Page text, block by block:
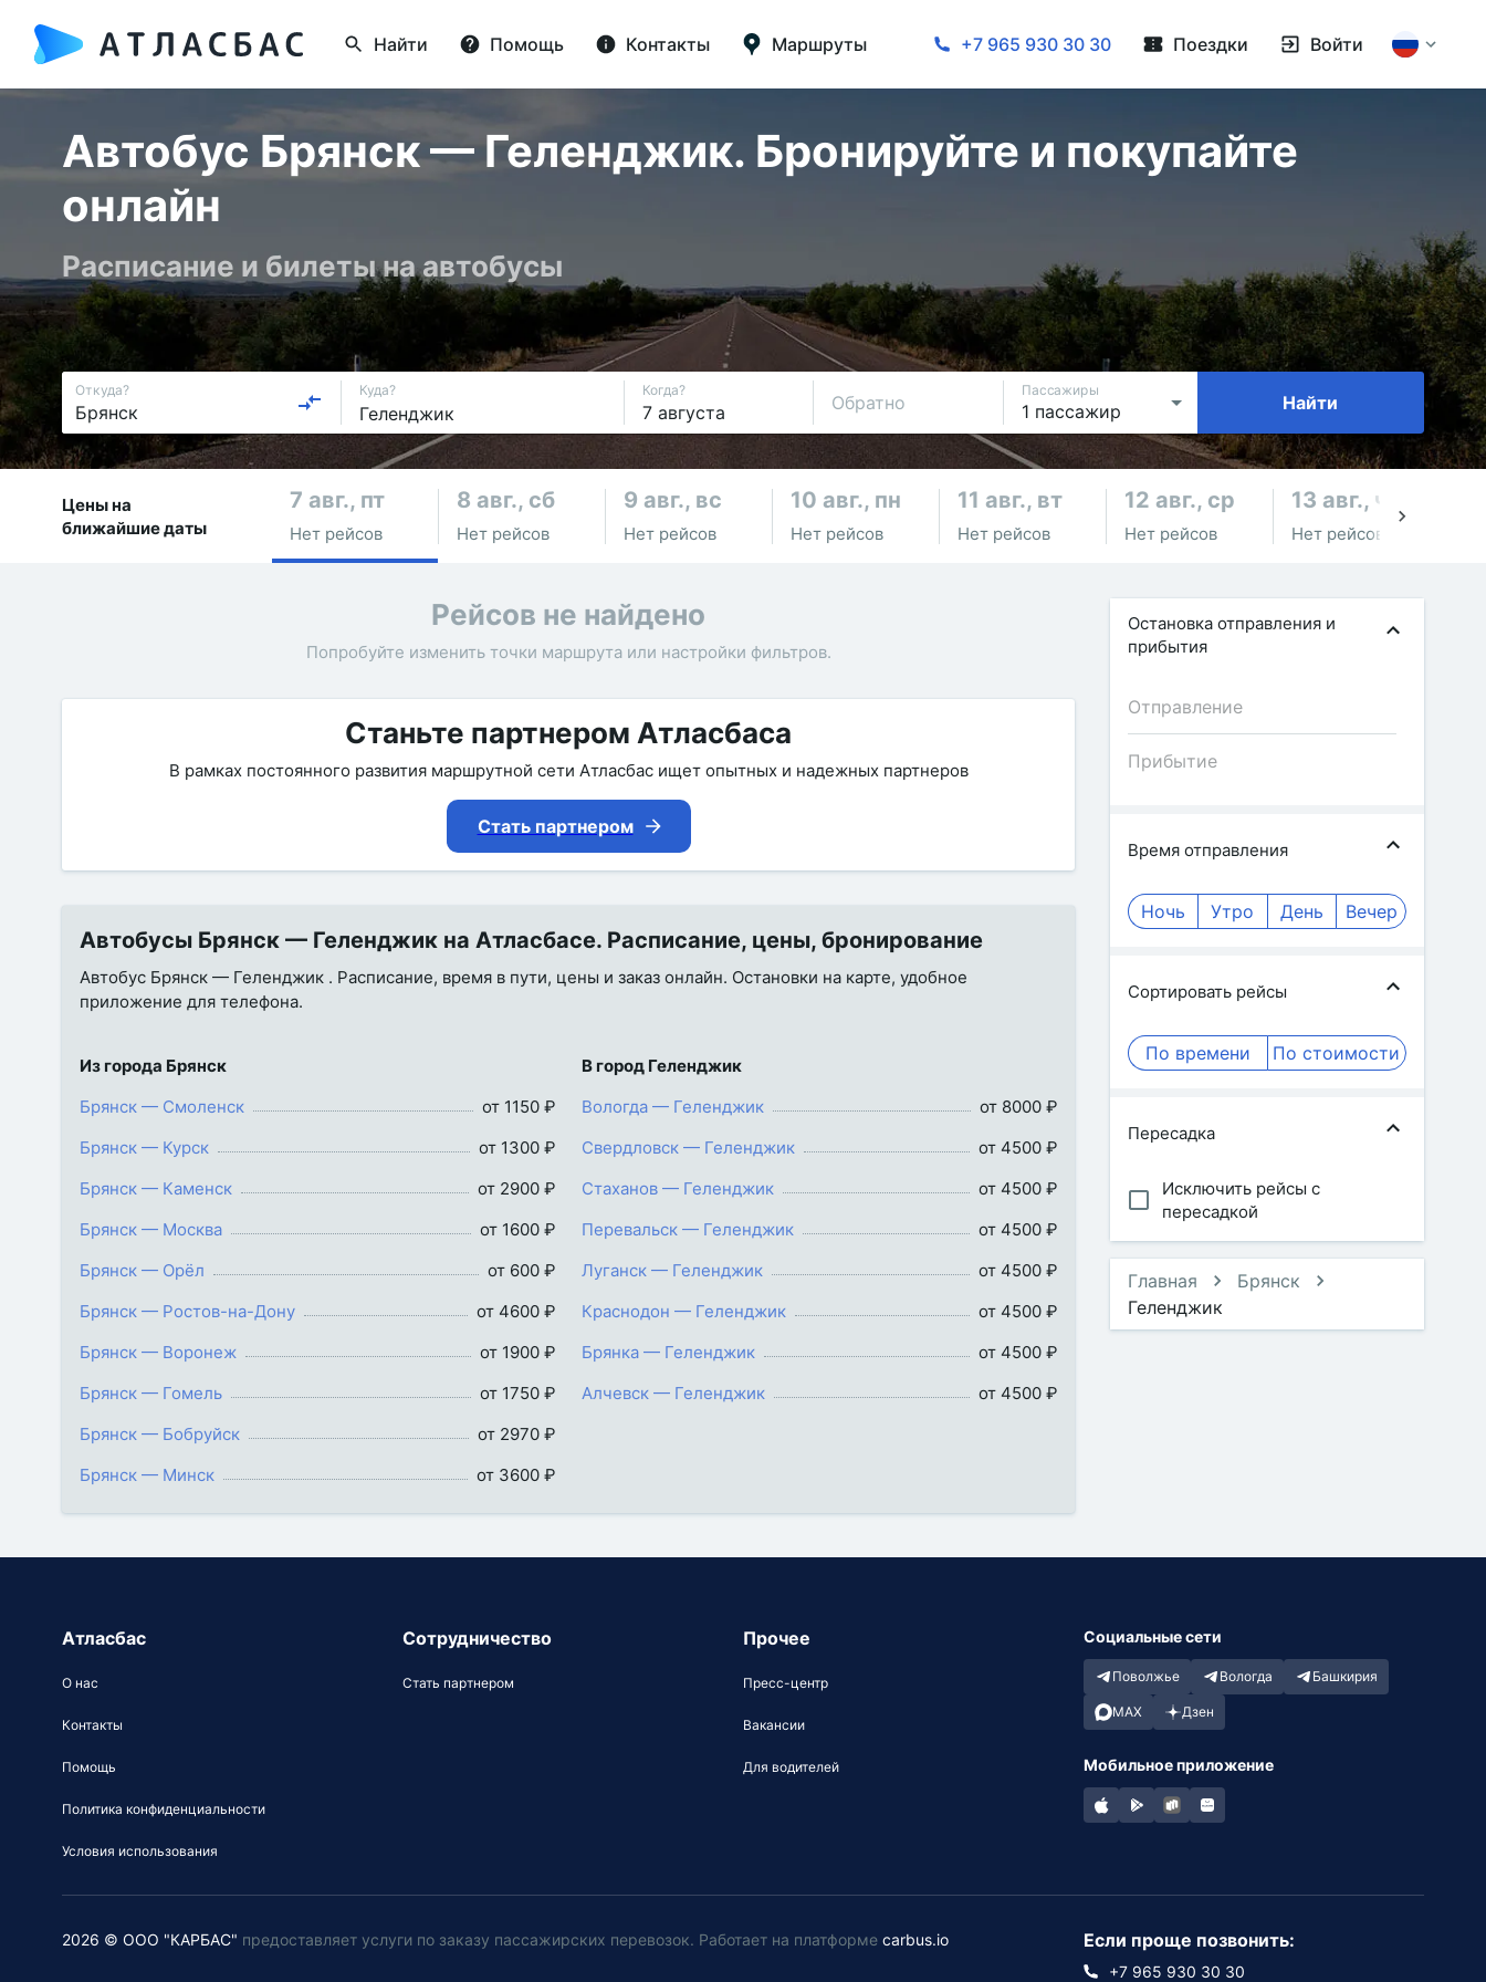
Найти Помощь Контакты Маршруты +7 965 930 30 30 Поездки Войти
Автобус Брянск — Геленджик. Бронируйте и покупайте
онлайн
Расписание и билеты на автобусы
Откуда? Куда? Когда?
Обратно
Пассажиры
Найти
Цены на
ближайшие даты
7 авг., пт
Нет рейсов
8 авг., сб
Нет рейсов
9 авг., вс
Нет рейсов
10 авг., пн
Нет рейсов
11 авг., вт
Нет рейсов
12 авг., ср
Нет рейсов
13 авг., чт
Нет рейсов
Рейсов не найдено
Попробуйте изменить точки маршрута или настройки фильтров.
Станьте партнером Атласбаса
В рамках постоянного развития маршрутной сети Атласбас ищет опытных и надежных партнеров
Стать партнером
Автобусы Брянск — Геленджик на Атласбасе. Расписание, цены, бронирование
Автобус Брянск — Геленджик . Расписание, время в пути, цены и заказ онлайн. Остановки на карте, удобное
приложение для телефона.
Из города Брянск
Брянск — Смоленск
от 1150 ₽
Брянск — Курск
от 1300 ₽
Брянск — Каменск
от 2900 ₽
Брянск — Москва
от 1600 ₽
Брянск — Орёл
от 600 ₽
Брянск — Ростов-на-Дону
от 4600 ₽
Брянск — Воронеж
от 1900 ₽
Брянск — Гомель
от 1750 ₽
Брянск — Бобруйск
от 2970 ₽
Брянск — Минск
от 3600 ₽
В город Геленджик
Вологда — Геленджик
от 8000 ₽
Свердловск — Геленджик
от 4500 ₽
Стаханов — Геленджик
от 4500 ₽
Перевальск — Геленджик
от 4500 ₽
Луганск — Геленджик
от 4500 ₽
Краснодон — Геленджик
от 4500 ₽
Брянка — Геленджик
от 4500 ₽
Алчевск — Геленджик
от 4500 ₽
Остановка отправления и
прибытия
Время отправления
Ночь Утро День Вечер
Сортировать рейсы
По времени По стоимости
Пересадка
Исключить рейсы с
пересадкой
Главная
Брянск
Геленджик
Атласбас
О нас
Контакты
Помощь
Политика конфиденциальности
Условия использования
Сотрудничество
Стать партнером
Прочее
Пресс-центр
Вакансии
Для водителей
Социальные сети
Поволжье Вологда Башкирия
MAX Дзен
Мобильное приложение
2026 © ООО "КАРБАС" предоставляет услуги по заказу пассажирских перевозок. Работает на платформе carbus.io Если проще позвонить:
+7 965 930 30 30